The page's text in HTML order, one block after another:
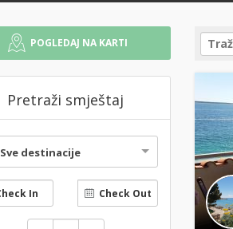
POGLEDAJ NA KARTI
Pretraži smještaj
Sve destinacije